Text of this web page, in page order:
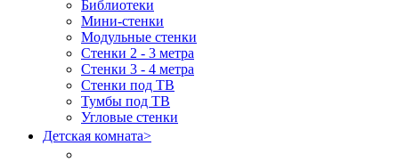
Библиотеки
Мини-стенки
Модульные стенки
Стенки 2 - 3 метра
Стенки 3 - 4 метра
Стенки под ТВ
Тумбы под ТВ
Угловые стенки
Детская комната>